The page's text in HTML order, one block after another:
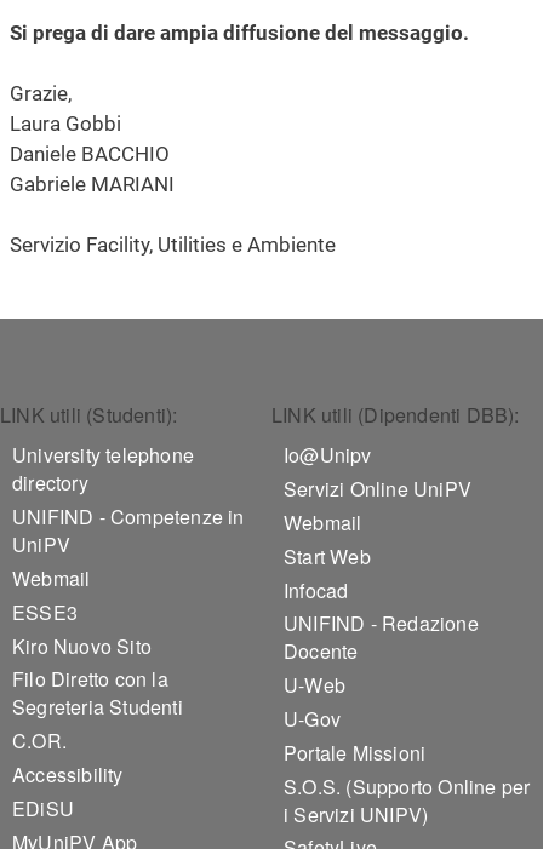
Si prega di dare ampia diffusione del messaggio.
Grazie,
Laura Gobbi
Daniele BACCHIO
Gabriele MARIANI
Servizio Facility, Utilities e Ambiente
Footer 1
LINK utili (Studenti):
University telephone
directory
UNIFIND - Competenze in
UniPV
Webmail
ESSE3
Kiro Nuovo Sito
Filo Diretto con la
Segreteria Studenti
C.OR.
Accessibility
EDiSU
MyUniPV App
Footer 2
LINK utili (Dipendenti DBB):
Io@Unipv
Servizi Online UniPV
Webmail
Start Web
Infocad
UNIFIND - Redazione
Docente
U-Web
U-Gov
Portale Missioni
S.O.S. (Supporto Online per
i Servizi UNIPV)